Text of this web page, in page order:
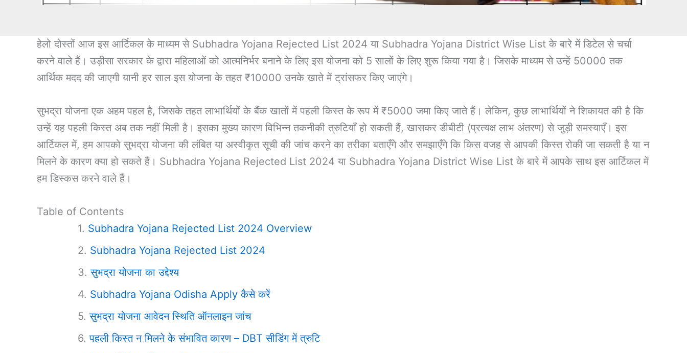
हेलो दोस्तों आज इस आर्टिकल के माध्यम से Subhadra Yojana Rejected List 2024 या Subhadra Yojana District Wise List के बारे में डिटेल से चर्चा
करने वाले हैं। उड़ीसा सरकार के द्वारा महिलाओं को आत्मनिर्भर बनाने के लिए इस योजना को 5 सालों के लिए शुरू किया गया है। जिसके माध्यम से उन्हें 50000 तक
आर्थिक मदद की जाएगी यानी हर साल इस योजना के तहत ₹10000 उनके खाते में ट्रांसफर किए जाएंगे।
सुभद्रा योजना एक अहम पहल है, जिसके तहत लाभार्थियों के बैंक खातों में पहली किस्त के रूप में ₹5000 जमा किए जाते हैं। लेकिन, कुछ लाभार्थियों ने शिकायत की है कि
उन्हें यह पहली किस्त अब तक नहीं मिली है। इसका मुख्य कारण विभिन्न तकनीकी त्रुटियाँ हो सकती हैं, खासकर डीबीटी (प्रत्यक्ष लाभ अंतरण) से जुड़ी समस्याएँ। इस
आर्टिकल में, हम आपको सुभद्रा योजना की लंबित या अस्वीकृत सूची की जांच करने का तरीका बताएँगे और समझाएँगे कि किस वजह से आपकी किस्त रोकी जा सकती है या न
मिलने के कारण क्या हो सकते हैं। Subhadra Yojana Rejected List 2024 या Subhadra Yojana District Wise List के बारे में आपके साथ इस आर्टिकल में
हम डिस्कस करने वाले हैं।
Table of Contents
Subhadra Yojana Rejected List 2024 Overview
Subhadra Yojana Rejected List 2024
सुभद्रा योजना का उद्देश्य
Subhadra Yojana Odisha Apply कैसे करें
सुभद्रा योजना आवेदन स्थिति ऑनलाइन जांच
पहली किस्त न मिलने के संभावित कारण – DBT सीडिंग में त्रुटि